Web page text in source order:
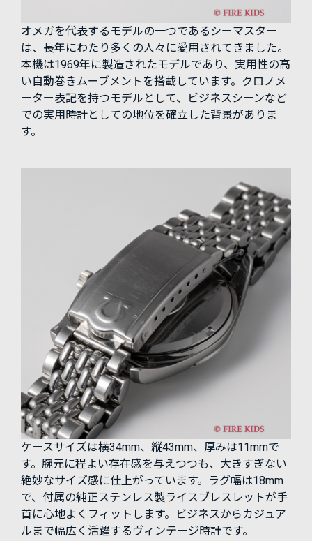
オメガを代表するモデルの一つであるシーマスター
は、長年にわたり多くの人々に愛用されてきました。
本機は1969年に製造されたモデルであり、実用性の高
い自動巻きムーブメントを搭載しています。クロノメ
ーター表記を持つモデルとして、ビジネスシーンなど
での実用時計としての地位を確立した背景がありま
す。
ケースサイズは横34mm、縦43mm、厚みは11mmで
す。腕元に程よい存在感を与えつつも、大きすぎない
絶妙なサイズ感に仕上がっています。ラグ幅は18mm
で、付属の純正ステンレス製ライスブレスレットが手
首に心地よくフィットします。ビジネスからカジュア
ルまで幅広く活躍するヴィンテージ時計です。